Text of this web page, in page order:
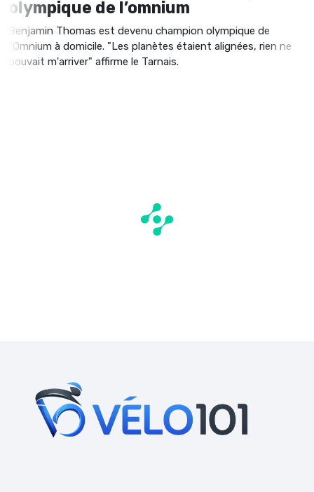
olympique de l’omnium
Benjamin Thomas est devenu champion olympique de
l'Omnium à domicile. "Les planètes étaient alignées, rien ne
pouvait m'arriver" affirme le Tarnais.